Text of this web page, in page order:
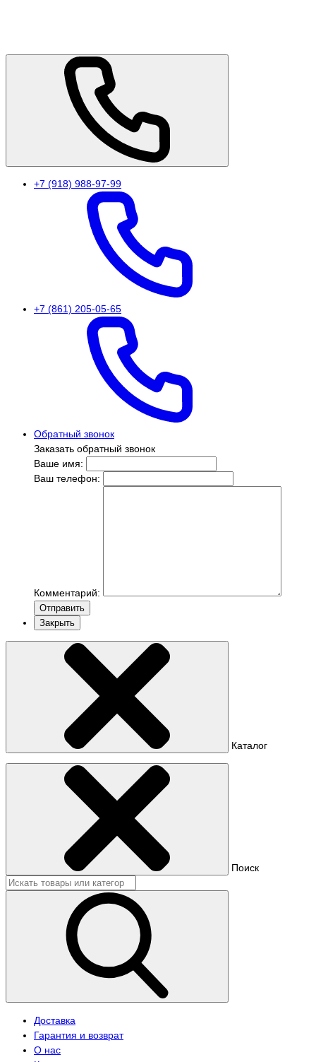
+7 (918) 988-97-99
+7 (861) 205-05-65
Обратный звонок
Заказать обратный звонок
Ваше имя:
Ваш телефон:
Комментарий:
Отправить
Закрыть
Каталог
Поиск
Доставка
Гарантия и возврат
О нас